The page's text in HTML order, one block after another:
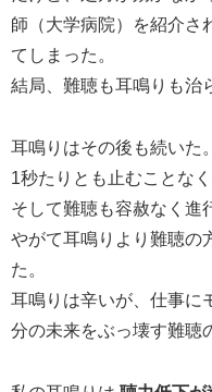
師（大学病院）を紹介さ
てしまった。
結局、難聴も耳鳴りも治
耳鳴りはその後も続いた。
1秒たりとも止むことな
そして難聴も容赦なく進
やがて耳鳴りより難聴の
た。
耳鳴りは辛いが、仕事に
分の未来をぶっ壊す難聴